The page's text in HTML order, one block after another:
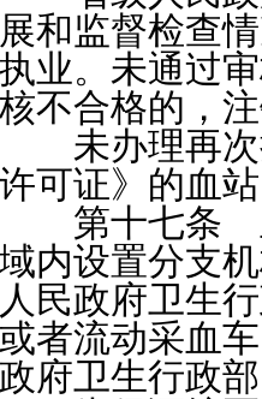
展和监督检查
执业。未通过
核不合格的，
未办理再次
许可证》的血
第十七条 血
域内设置分支
人民政府卫生
或者流动采血
政府卫生行政